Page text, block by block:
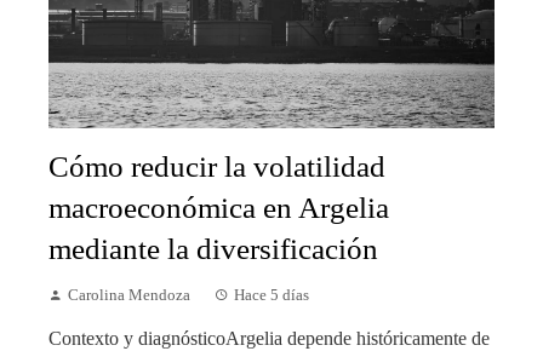
Cómo reducir la volatilidad
macroeconómica en Argelia
mediante la diversificación
Carolina Mendoza Hace 5 días
Contexto y diagnósticoArgelia depende históricamente de